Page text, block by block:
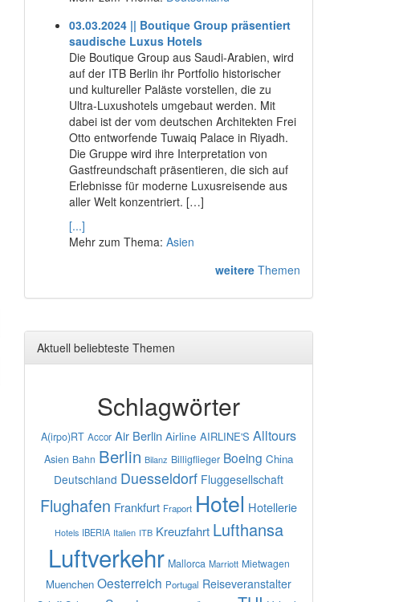
03.03.2024 || Boutique Group präsentiert
saudische Luxus Hotels
Die Boutique Group aus Saudi-Arabien, wird
auf der ITB Berlin ihr Portfolio historischer
und kultureller Paläste vorstellen, die zu
Ultra-Luxushotels umgebaut werden. Mit
dabei ist der vom deutschen Architekten Frei
Otto entworfende Tuwaiq Palace in Riyadh.
Die Gruppe wird ihre Interpretation von
Gastfreundschaft präsentieren, die sich auf
Erlebnisse für moderne Luxusreisende aus
aller Welt konzentriert. […]
[...]
Mehr zum Thema: Asien
weitere Themen
Aktuell beliebteste Themen
Schlagwörter
A(irpo)RT Accor Air Berlin Airline AIRLINE'S Alltours
Asien Bahn Berlin Bilanz Billigflieger Boeing China
Deutschland Duesseldorf Fluggesellschaft
Flughafen Frankfurt Fraport Hotel Hotellerie
Hotels IBERIA Italien ITB Kreuzfahrt Lufthansa
Luftverkehr Mallorca Marriott Mietwagen
Muenchen Oesterreich Portugal Reiseveranstalter